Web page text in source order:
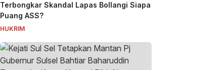
Terbongkar Skandal Lapas Bollangi Siapa
Puang ASS?
HUKRIM